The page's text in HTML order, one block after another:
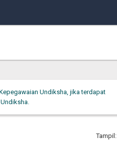
Undiksha, jika terdapat
Tampil: